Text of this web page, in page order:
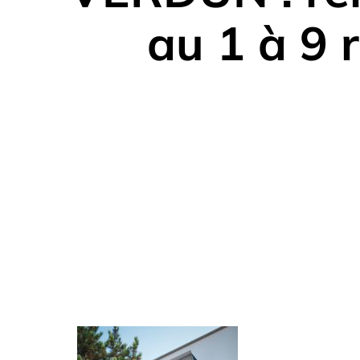
au 1 à 9